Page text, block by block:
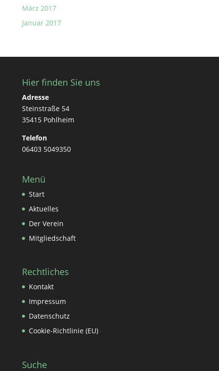
März 2017
Januar 2017
Hier finden Sie uns
Adresse
Steinstraße 54
35415 Pohlheim
Telefon
06403 5049350
Menü
Start
Aktuelles
Der Verein
Mitgliedschaft
Rechtliches
Kontakt
Impressum
Datenschutz
Cookie-Richtlinie (EU)
Suche